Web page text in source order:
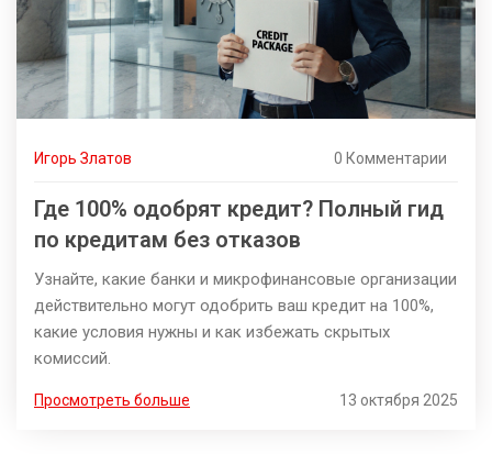
Игорь Златов 0 Комментарии
Где 100% одобрят кредит? Полный гид
по кредитам без отказов
Узнайте, какие банки и микрофинансовые организации
действительно могут одобрить ваш кредит на 100%,
какие условия нужны и как избежать скрытых
комиссий.
Просмотреть больше 13 октября 2025